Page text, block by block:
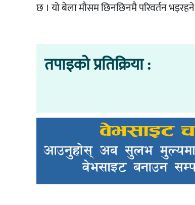
छ । यो बेला मौसम छिनछिनमै परिवर्तन
तपाइको प्रतिक्रिया :